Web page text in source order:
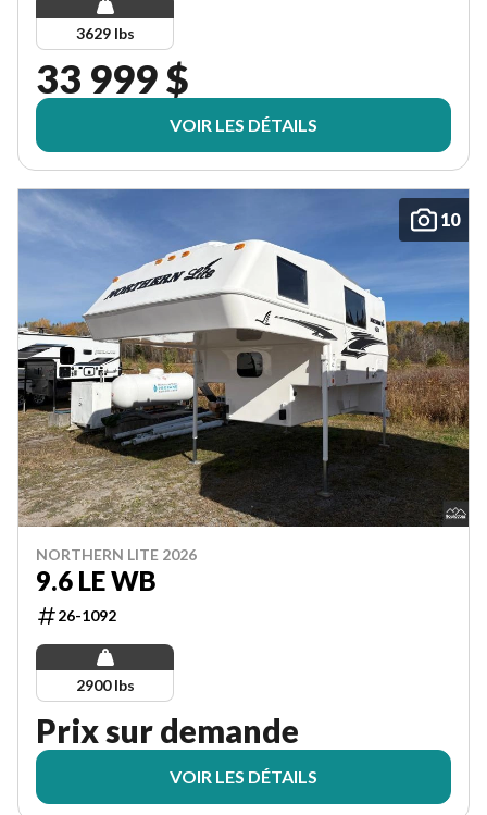
3629 lbs
33 999 $
VOIR LES DÉTAILS
10
NORTHERN LITE 2026
9.6 LE WB
26-1092
2900 lbs
Prix sur demande
VOIR LES DÉTAILS